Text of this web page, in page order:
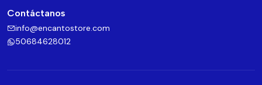
Contáctanos
info@encantostore.com
50684628012